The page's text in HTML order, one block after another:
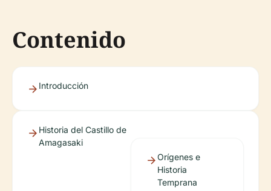
Contenido
Introducción
Historia del Castillo de
Amagasaki
Orígenes e
Historia
Temprana